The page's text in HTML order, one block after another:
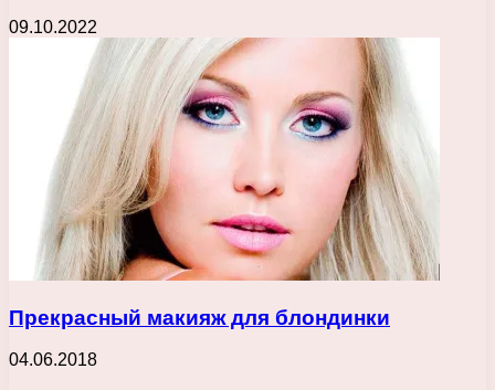
09.10.2022
Прекрасный макияж для блондинки
04.06.2018